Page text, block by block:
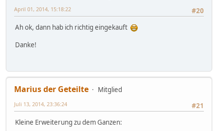
#20
April 01, 2014, 15:18:22
Ah ok, dann hab ich richtig eingekauft
Danke!
Marius der Geteilte
Mitglied
#21
Juli 13, 2014, 23:36:24
Kleine Erweiterung zu dem Ganzen: